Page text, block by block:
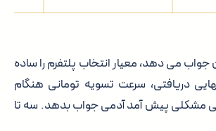
جواب می دهد، معیار انتخاب پلتفرم را ساده
دریافتی، سرعت تسویه تومانی هنگام
مشکلی پیش آمد آدمی جواب بدهد. سه تا